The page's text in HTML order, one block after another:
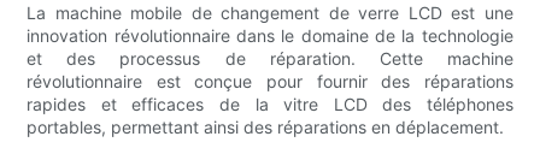
La machine mobile de changement de verre LCD est une
innovation révolutionnaire dans le domaine de la technologie
et des processus de réparation. Cette machine
révolutionnaire est conçue pour fournir des réparations
rapides et efficaces de la vitre LCD des téléphones
portables, permettant ainsi des réparations en déplacement.